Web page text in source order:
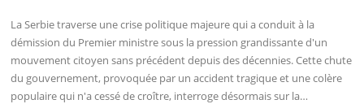
La Serbie traverse une crise politique majeure qui a conduit à la
démission du Premier ministre sous la pression grandissante d'un
mouvement citoyen sans précédent depuis des décennies. Cette chute
du gouvernement, provoquée par un accident tragique et une colère
populaire qui n'a cessé de croître, interroge désormais sur la…